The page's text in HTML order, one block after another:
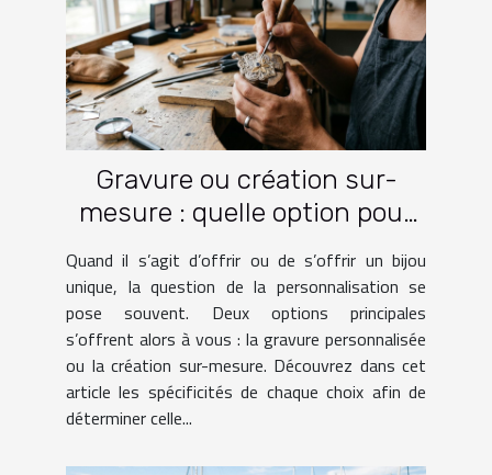
Gravure ou création sur-
mesure : quelle option pour
Quand il s’agit d’offrir ou de s’offrir un bijou
unique, la question de la personnalisation se
pose souvent. Deux options principales
s’offrent alors à vous : la gravure personnalisée
ou la création sur-mesure. Découvrez dans cet
article les spécificités de chaque choix afin de
déterminer celle...